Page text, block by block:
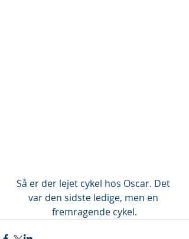
Så er der lejet cykel hos Oscar. Det
var den sidste ledige, men en
fremragende cykel.